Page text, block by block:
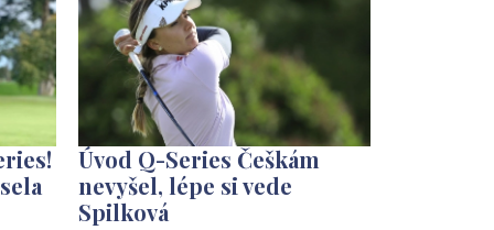
Úvod Q-Series Češkám
nevyšel, lépe si vede
Spilková